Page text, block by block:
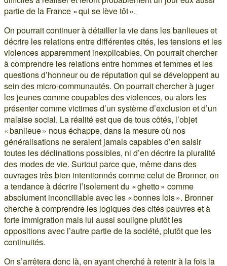
partie de la France « qui se lève tôt ».
On pourrait continuer à détailler la vie dans les banlieues et
décrire les relations entre différentes cités, les tensions et les
violences apparemment inexplicables. On pourrait chercher
à comprendre les relations entre hommes et femmes et les
questions d’honneur ou de réputation qui se développent au
sein des micro-communautés. On pourrait chercher à juger
les jeunes comme coupables des violences, ou alors les
présenter comme victimes d’un système d’exclusion et d’un
malaise social. La réalité est que de tous côtés, l’objet
« banlieue » nous échappe, dans la mesure où nos
généralisations ne seraient jamais capables d’en saisir
toutes les déclinations possibles, ni d’en décrire la pluralité
des modes de vie. Surtout parce que, même dans des
ouvrages très bien intentionnés comme celui de Bronner, on
a tendance à décrire l’isolement du « ghetto » comme
absolument inconciliable avec les « bonnes lois ». Bronner
cherche à comprendre les logiques des cités pauvres et à
forte immigration mais lui aussi souligne plutôt les
oppositions avec l’autre partie de la société, plutôt que les
continuités.
On s’arrêtera donc là, en ayant cherché à retenir à la fois la